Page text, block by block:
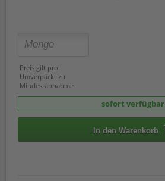
Preis gilt pro
Umverpackt zu
Mindestabnahme
sofort verfügbar
In den Warenkorb